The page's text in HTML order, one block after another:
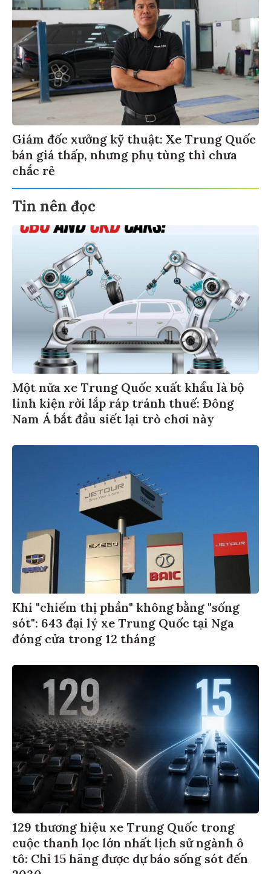
Giám đốc xưởng kỹ thuật: Xe Trung Quốc
bán giá thấp, nhưng phụ tùng thì chưa
chắc rẻ
Tin nên đọc
Một nửa xe Trung Quốc xuất khẩu là bộ
linh kiện rời lắp ráp tránh thuế: Đông
Nam Á bắt đầu siết lại trò chơi này
Khi "chiếm thị phần" không bằng "sống
sót": 643 đại lý xe Trung Quốc tại Nga
đóng cửa trong 12 tháng
129 thương hiệu xe Trung Quốc trong
cuộc thanh lọc lớn nhất lịch sử ngành ô
tô: Chỉ 15 hãng được dự báo sống sót đến